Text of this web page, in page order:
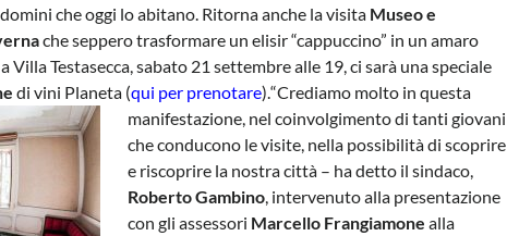
che oggi lo abitano. Ritorna anche la visita Museo e
che seppero trasformare un elisir “cappuccino” in un amaro
Villa Testasecca, sabato 21 settembre alle 19, ci sarà una speciale
di vini Planeta (qui per prenotare).“Crediamo molto in questa
manifestazione, nel coinvolgimento di tanti giovani
che conducono le visite, nella possibilità di scoprire
e riscoprire la nostra città – ha detto il sindaco,
Roberto Gambino , intervenuto alla presentazione
con gli assessori Marcello Frangiamone alla